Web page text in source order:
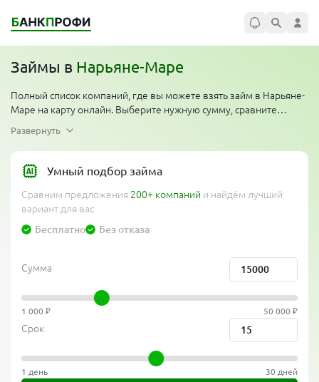
Займы в Нарьяне-Маре
Полный список компаний, где вы можете взять займ в Нарьяне-
Маре на карту онлайн. Выберите нужную сумму, сравните
без процентов для новых клиентов. Компании работают
круглосуточно по всему региону, одобряют займ денег
мгновенно, перевод на карту за 5 минут. Сравни банки и выбери
лучшее предложение от официальных компаний без проверки
кредитной истории, без отказов и без справок.
Развернуть
Умный подбор займа
Сравним предложения 200+ компаний и найдём лучший
вариант для вас
Бесплатно
Без отказа
Сумма
1 000 ₽ 50 000 ₽
Срок
1 день 30 дней